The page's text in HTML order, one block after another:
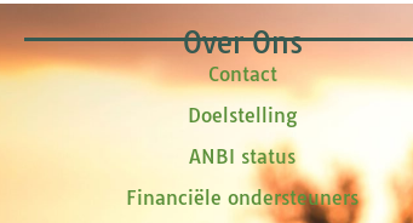
Over Ons
Contact
Doelstelling
ANBI status
Financiële ondersteuners